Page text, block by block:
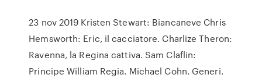
23 nov 2019 Kristen Stewart: Biancaneve Chris
Hemsworth: Eric, il cacciatore. Charlize Theron:
Ravenna, la Regina cattiva. Sam Claflin:
Principe William Regia. Michael Cohn. Generi.